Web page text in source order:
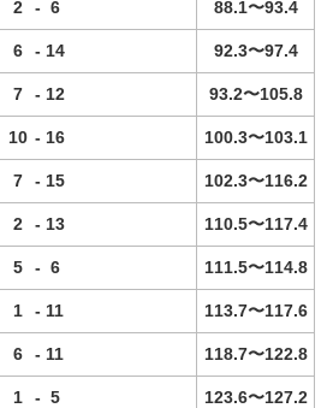
2 - 6 88.1〜93.4
6 - 14 92.3〜97.4
7 - 12 93.2〜105.8
10 - 16 100.3〜103.1
7 - 15 102.3〜116.2
2 - 13 110.5〜117.4
5 - 6 111.5〜114.8
1 - 11 113.7〜117.6
6 - 11 118.7〜122.8
1 - 5 123.6〜127.2